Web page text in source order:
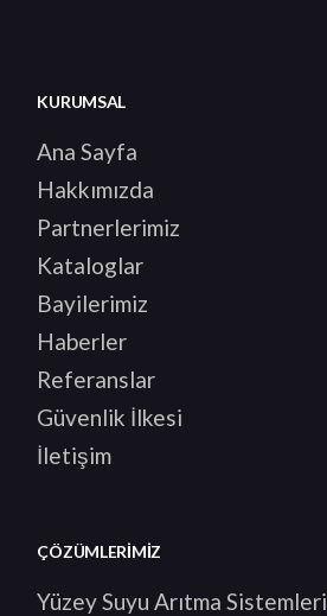
KURUMSAL
Ana Sayfa
Hakkımızda
Partnerlerimiz
Kataloglar
Bayilerimiz
Haberler
Referanslar
Güvenlik İlkesi
İletişim
ÇÖZÜMLERIMIZ
Yüzey Suyu Arıtma Sistemleri